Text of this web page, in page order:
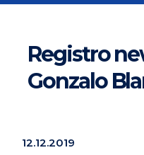
Registro
Gonzalo
12.12.2019